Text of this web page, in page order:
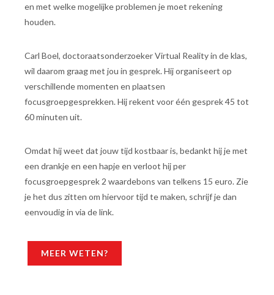
en met welke mogelijke problemen je moet rekening
houden.
Carl Boel, doctoraatsonderzoeker Virtual Reality in de klas,
wil daarom graag met jou in gesprek. Hij organiseert op
verschillende momenten en plaatsen
focusgroepgesprekken. Hij rekent voor één gesprek 45 tot
60 minuten uit.
Omdat hij weet dat jouw tijd kostbaar is, bedankt hij je met
een drankje en een hapje en verloot hij per
focusgroepgesprek 2 waardebons van telkens 15 euro. Zie
je het dus zitten om hiervoor tijd te maken, schrijf je dan
eenvoudig in via de link.
MEER WETEN?